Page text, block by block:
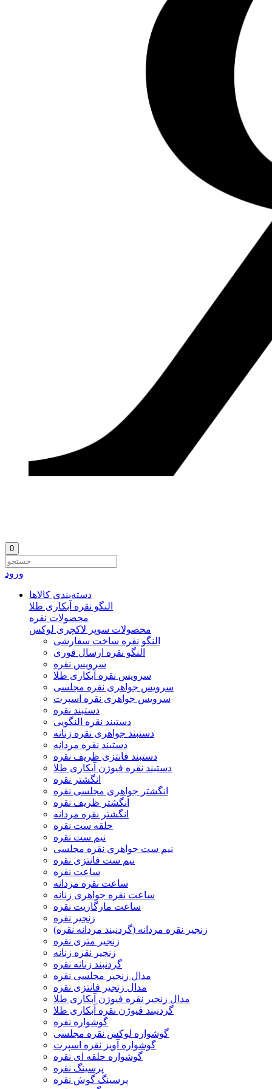
0
ورود
دسته‌بندی‌ کالاها
النگو نقره آبکاری طلا
محصولات نقره
محصولات سوپر لاکچری لوکس
النگو نقره ساخت سفارشی
النگو نقره ارسال فوری
سرویس نقره
سرویس نقره آبکاری طلا
سرویس جواهری نقره مجلسی
سرویس جواهری نقره اسپرت
دستبند نقره
دستبند نقره النگویی
دستبند جواهری نقره زنانه
دستبند نقره مردانه
دستبند فانتزی ظریف نقره
دستبند نقره فیوژن آبکاری طلا
انگشتر نقره
انگشتر جواهری مجلسی نقره
انگشتر ظریف نقره
انگشتر نقره مردانه
حلقه ست نقره
نیم ست نقره
نیم ست جواهری نقره مجلسی
نیم ست فانتزی نقره
ساعت نقره
ساعت نقره مردانه
ساعت نقره جواهری زنانه
ساعت مارگازیت نقره
زنجیر نقره
زنجیر نقره مردانه (گردنبند مردانه نقره)
زنجیر متری نقره
زنجیر نقره زنانه
گردنبند زنانه نقره
مدال زنجیر مجلسی نقره
مدال زنجیر فانتزی نقره
مدال زنجیر نقره فیوژن آبکاری طلا
گردنبند فیوژن نقره آبکاری طلا
گوشواره نقره
گوشواره لوکس نقره مجلسی
گوشواره آویز نقره اسپرت
گوشواره حلقه ای نقره
پرسینگ نقره
پرسینگ گوش نقره